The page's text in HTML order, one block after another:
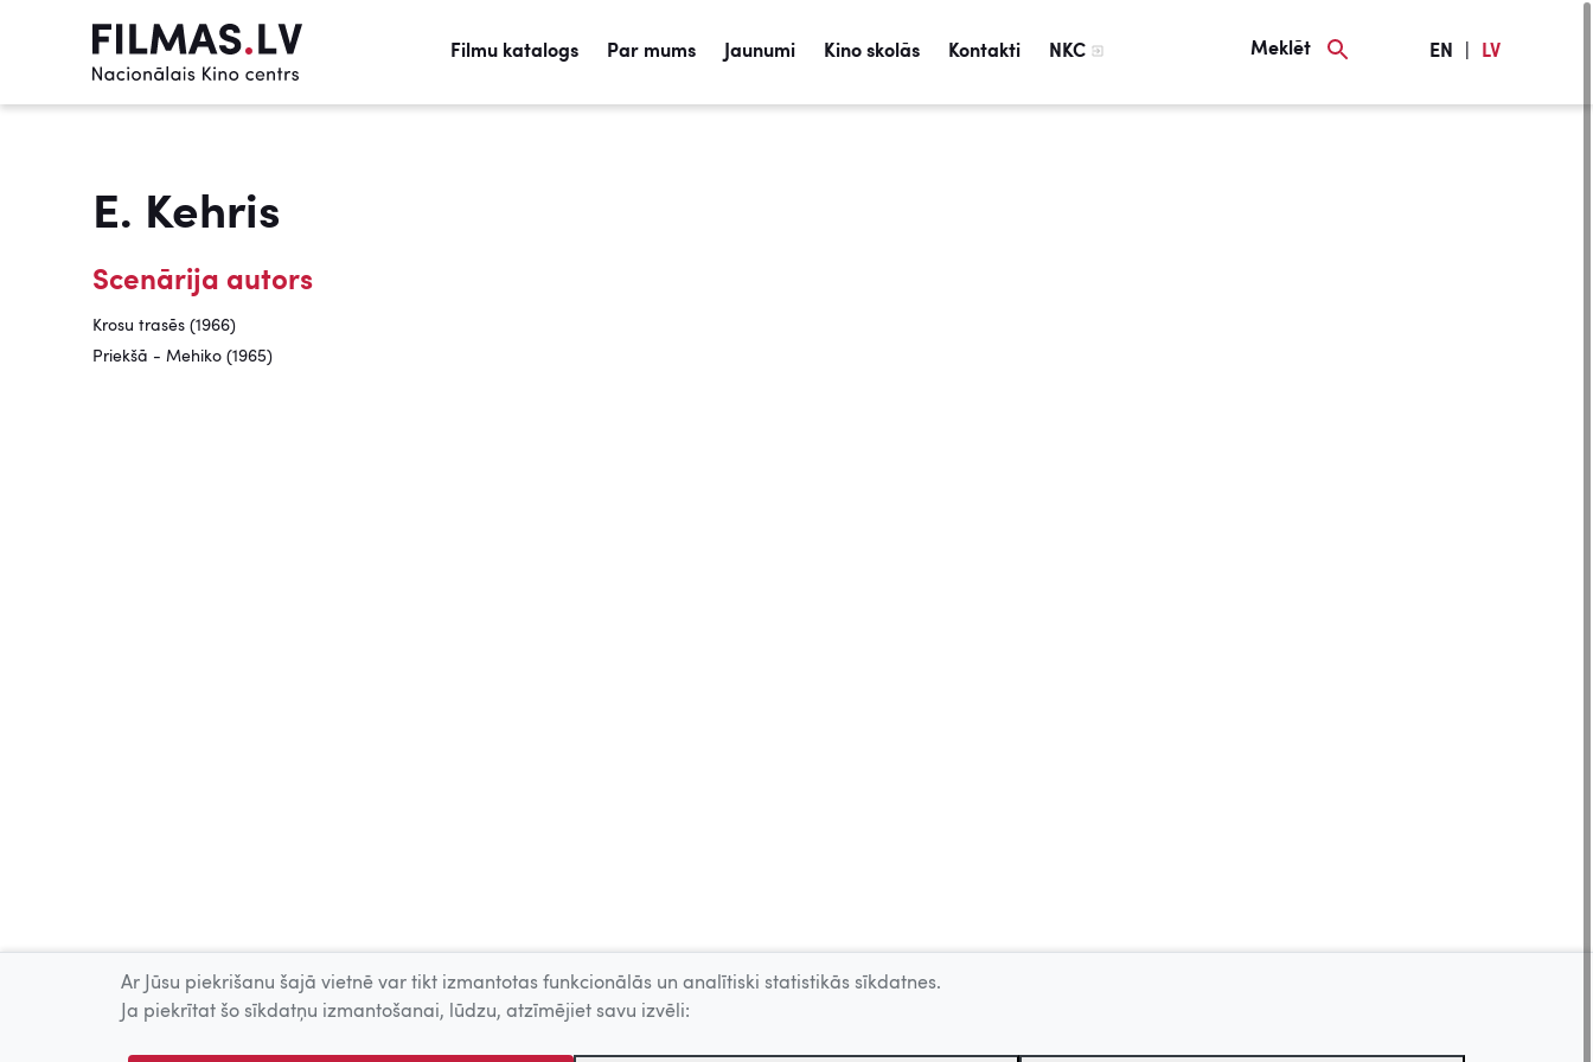
Filmu katalogs Par mums Jaunumi Kino skolās Kontakti NKC Meklēt EN LV
E. Kehris
Scenārija autors
Krosu trasēs (1966)
Priekšā - Mehiko (1965)
Ar Jūsu piekrišanu šajā vietnē var tikt izmantotas funkcionālās un analītiski statistikās sīkdatnes.
Ja piekrītat šo sīkdatņu izmantošanai, lūdzu, atzīmējiet savu izvēli: